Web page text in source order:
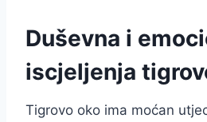
Duševna i
iscjeljenja
Tigrovo oko ima moćan